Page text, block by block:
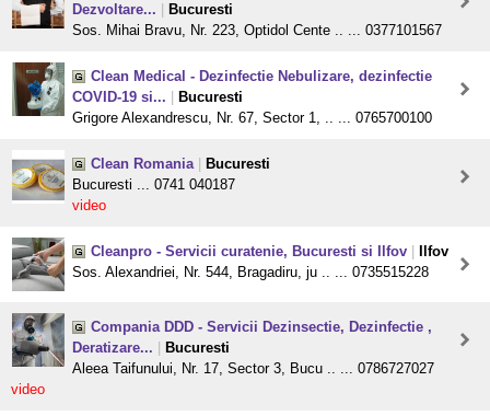
Dezvoltare...
Bucuresti
Sos. Mihai Bravu, Nr. 223, Optidol Cente .. ... 0377101567
Clean Medical - Dezinfectie Nebulizare, dezinfectie
COVID-19 si...
Bucuresti
Grigore Alexandrescu, Nr. 67, Sector 1, .. ... 0765700100
Clean Romania
Bucuresti
Bucuresti ... 0741 040187
video
Cleanpro - Servicii curatenie, Bucuresti si Ilfov
Ilfov
Sos. Alexandriei, Nr. 544, Bragadiru, ju .. ... 0735515228
Compania DDD - Servicii Dezinsectie, Dezinfectie ,
Deratizare...
Bucuresti
Aleea Taifunului, Nr. 17, Sector 3, Bucu .. ... 0786727027
video